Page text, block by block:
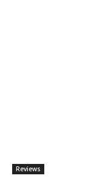
Reviews